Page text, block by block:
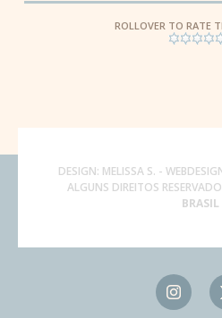
ROLLOVER TO RATE
DESIGN: MELISSA S. -
ALGUNS DIREITOS
BRASIL